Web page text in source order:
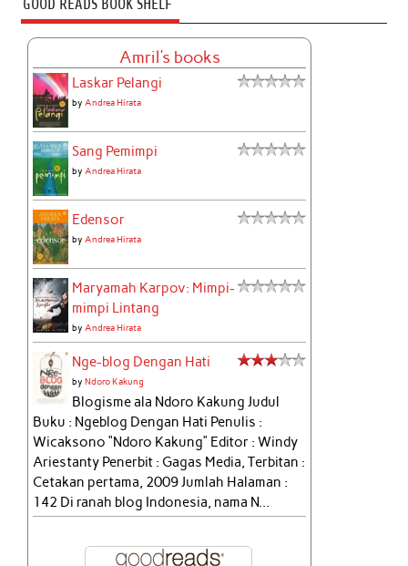
GOOD READS BOOK SHELF
Amril's books
Laskar Pelangi
byAndrea Hirata
Sang Pemimpi
byAndrea Hirata
Edensor
byAndrea Hirata
Maryamah Karpov: Mimpi-
mimpi Lintang
byAndrea Hirata
Nge-blog Dengan Hati
byNdoro Kakung
Blogisme ala Ndoro Kakung Judul
Buku : Ngeblog Dengan Hati Penulis :
Wicaksono “Ndoro Kakung” Editor : Windy
Ariestanty Penerbit : Gagas Media, Terbitan :
Cetakan pertama, 2009 Jumlah Halaman :
142 Di ranah blog Indonesia, nama N...